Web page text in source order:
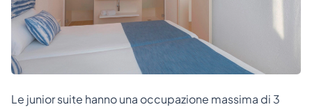
Le junior suite hanno una occupazione massima di 3